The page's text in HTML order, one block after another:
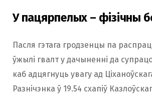
У пацярпелых – фізічны
Пасля гэтага гродзенцы па
ўжылі гвалт у дачыненні да
каб адцягнуць увагу ад
Разнічэнка ў 19.54 схапіў